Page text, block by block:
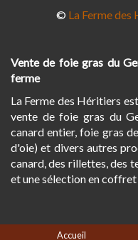
© La Ferme des
Vente de foie gras du
ferme
La Ferme des Héritiers
vente de foie gras du
canard entier, foie gras
d'oie) et divers autres
canard, des rillettes, des
et une sélection en coffret
Accueil